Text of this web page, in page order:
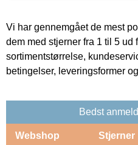
Vi har gennemgået de mest
dem med stjerner fra 1 til 5 ud
sortimentstørrelse,
betingelser, leveringsformer
Bedst
Webshop Stjerner